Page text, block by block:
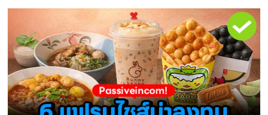
ลงทุน
ขยาย
สา
ขา
แฟ
รน
ไชส์,